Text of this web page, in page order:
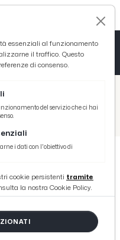
Pasqual e Donnarumma post gara
2-3: voci
Pasqual
gara
essenziali al funzionamento
il traffico. Questo
di consenso.
del servizio che ci hai
i dati con l'obiettivo di
cookie persistenti tramite
la nostra Cookie Policy.